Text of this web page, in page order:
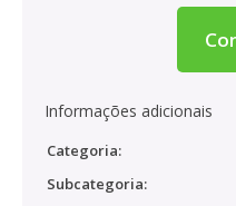
Informações adicionais
Categoria:
Subcategoria: